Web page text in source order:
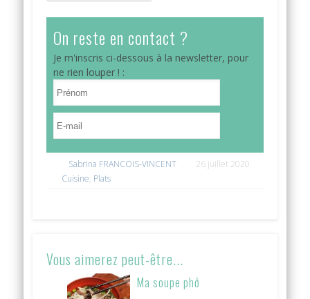
On reste en contact ?
Je m'inscris ci-dessous à la newsletter, pour
ne rien louper ! :
Sabrina FRANCOIS-VINCENT
26 juillet 2020
Cuisine, Plats
Vous aimerez peut-être...
Ma soupe phở